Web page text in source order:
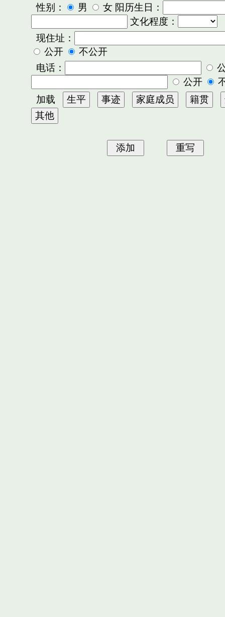
性别：
男
女 阳历生日：
文化程度：
现住址：
公开
不公开
电话：
公开
加载